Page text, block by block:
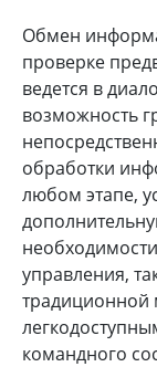
Обмен
проверке
ведется в
возможность
обработки
любом этапе,
управления,
традиционной
командного